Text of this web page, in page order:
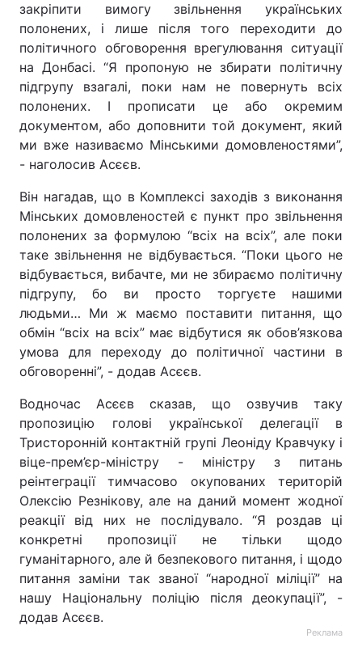
Архів Вакансії
Контакти
Тема оформлення
закріпити вимогу звільнення українських
полонених, і лише після того переходити до
політичного обговорення врегулювання ситуації
на Донбасі. “Я пропоную не збирати політичну
підгрупу взагалі, поки нам не повернуть всіх
полонених. І прописати це або окремим
документом, або доповнити той документ, який
ми вже називаємо Мінськими домовленостями”,
- наголосив Асєєв.
Він нагадав, що в Комплексі заходів з виконання
Мінських домовленостей є пункт про звільнення
полонених за формулою “всіх на всіх”, але поки
таке звільнення не відбувається. “Поки цього не
відбувається, вибачте, ми не збираємо політичну
підгрупу, бо ви просто торгуєте нашими
людьми… Ми ж маємо поставити питання, що
обмін “всіх на всіх” має відбутися як обов’язкова
умова для переходу до політичної частини в
обговоренні”, - додав Асєєв.
Водночас Асєєв сказав, що озвучив таку
пропозицію голові української делегації в
Тристоронній контактній групі Леоніду Кравчуку і
віце-прем’єр-міністру - міністру з питань
реінтеграції тимчасово окупованих територій
Олексію Резнікову, але на даний момент жодної
реакції від них не послідувало. “Я роздав ці
конкретні пропозиції не тільки щодо
гуманітарного, але й безпекового питання, і щодо
питання заміни так званої “народної міліції” на
нашу Національну поліцію після деокупації”, -
додав Асєєв.
Реклама